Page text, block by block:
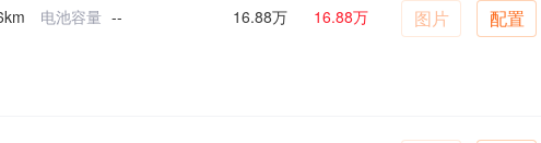
电池容量 -- 16.88万 16.88万 图片 配置